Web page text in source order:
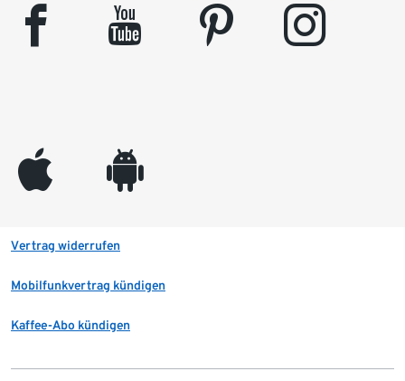
facebook youtube pinterest instagram
appleinc android
Vertrag widerrufen
Mobilfunkvertrag kündigen
Kaffee-Abo kündigen